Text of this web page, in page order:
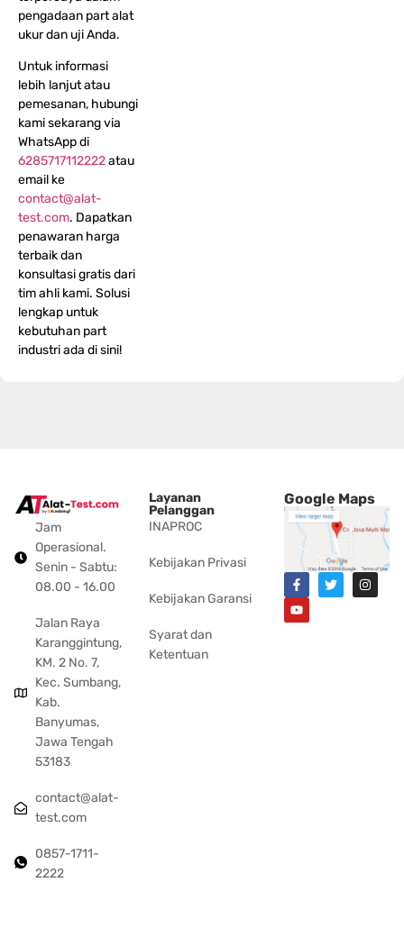
pengadaan part alat
ukur dan uji Anda.
Untuk informasi
lebih lanjut atau
pemesanan, hubungi
kami sekarang via
WhatsApp di
6285717112222atau
email ke
contact@alat-
test.com. Dapatkan
penawaran harga
terbaik dan
konsultasi gratis dari
tim ahli kami. Solusi
lengkap untuk
kebutuhan part
industri ada di sini!
Jam
Operasional.
Senin - Sabtu:
08.00 - 16.00
Jalan Raya
Karanggintung,
KM. 2 No. 7,
Kec. Sumbang,
Kab.
Banyumas,
Jawa Tengah
53183
contact@alat-
test.com
0857-1711-
2222
Layanan
Pelanggan
INAPROC
Kebijakan Privasi
Kebijakan Garansi
Syarat dan
Ketentuan
Google Maps